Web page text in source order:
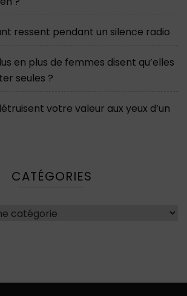
ressent pendant un silence radio
en plus de femmes disent qu’elles
seules ?
votre valeur aux yeux d’un
CATÉGORIES